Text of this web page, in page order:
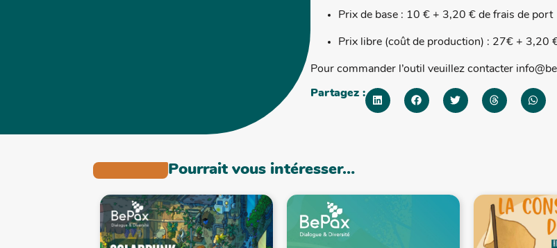
Prix de base : 10 € + 3,20 € de frais de port
Prix libre (coût de production) : 27€ + 3,20
Pour commander l’outil veuillez contacter
Partagez :
Pourrait vous intéresser…